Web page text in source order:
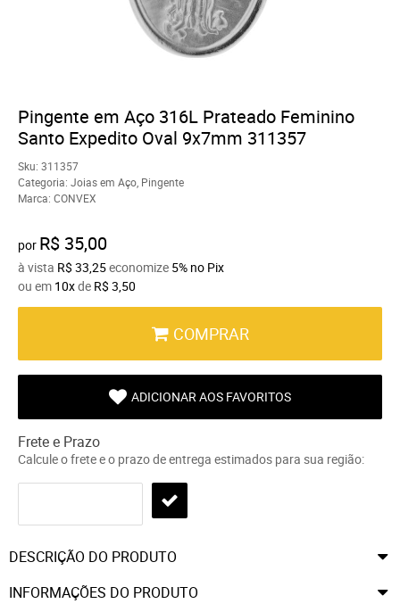
Pingente em Aço 316L Prateado Feminino
Santo Expedito Oval 9x7mm 311357
Sku: 311357
Categoria: Joias em Aço Pingente
Marca: CONVEX
por R$ 35,00
à vista R$ 33,25economize 5% no Pix
ou em 10xde R$ 3,50
COMPRAR
ADICIONAR AOS FAVORITOS
Frete e Prazo
Calcule o frete e o prazo de entrega estimados para sua região:
DESCRIÇÃO DO PRODUTO
INFORMAÇÕES DO PRODUTO